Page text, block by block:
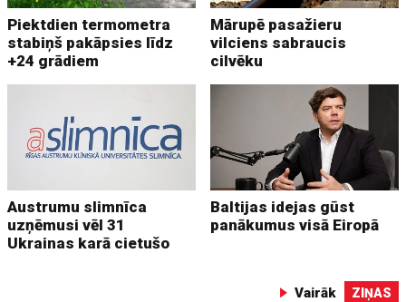
Piektdien termometra
stabiņš pakāpsies līdz
+24 grādiem
Mārupē pasažieru
vilciens sabraucis
cilvēku
Austrumu slimnīca
uzņēmusi vēl 31
Ukrainas karā cietušo
Baltijas idejas gūst
panākumus visā Eiropā
Vairāk ZIŅAS